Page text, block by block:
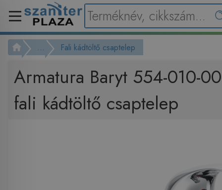
... Fali kádtöltő csaptelep
Armatura Baryt 554-010-
fali kádtöltő csaptelep